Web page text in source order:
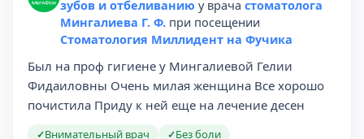
зубов и отбеливанию у врача стоматолога
Мингалиева Г. Ф. при посещении
Стоматология Миллидент на Фучика
Был на проф гигиене у Мингалиевой Гелии
Фидаиловны Очень милая женщина Все хорошо
почистила Приду к ней еще на лечение десен
✓Внимательный врач ✓Без боли